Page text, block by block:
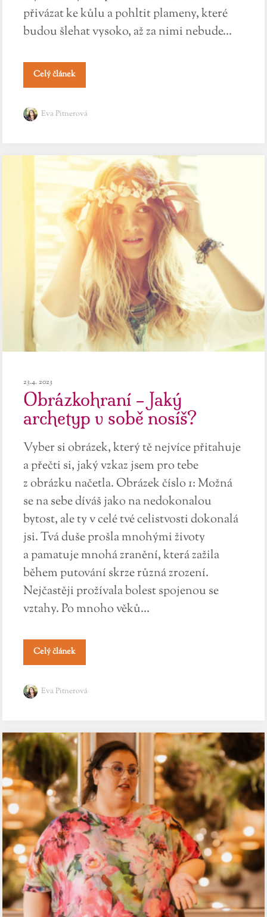
přivázat ke kůlu a pohltit plameny, které
budou šlehat vysoko, až za nimi nebude...
Celý článek
Eva Pitnerová
23.4. 2023
Obrázkohraní – Jaký
archetyp v sobě nosíš?
Vyber si obrázek, který tě nejvíce přitahuje
a přečti si, jaký vzkaz jsem pro tebe
z obrázku načetla. Obrázek číslo 1: Možná
se na sebe díváš jako na nedokonalou
bytost, ale ty v celé tvé celistvosti dokonalá
jsi. Tvá duše prošla mnohými životy
a pamatuje mnohá zranění, která zažila
během putování skrze různá zrození.
Nejčastěji prožívala bolest spojenou se
vztahy. Po mnoho věků...
Celý článek
Eva Pitnerová